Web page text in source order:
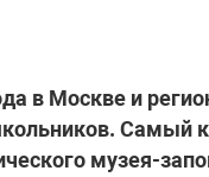
в Москве и
Самый
музея-